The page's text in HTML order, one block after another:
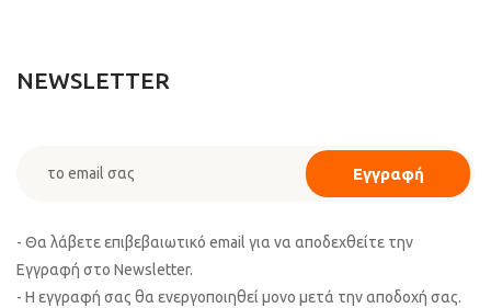
NEWSLETTER
- Θα λάβετε επιβεβαιωτικό email για να αποδεχθείτε την
Εγγραφή στο Newsletter.
- Η εγγραφή σας θα ενεργοποιηθεί μονο μετά την αποδοχή σας.